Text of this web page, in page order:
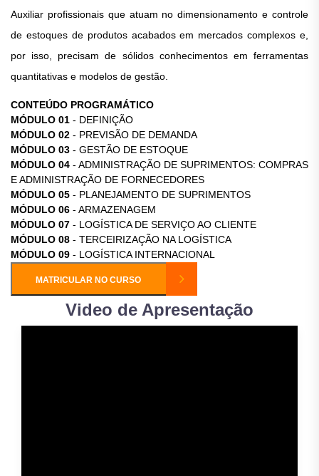
Auxiliar profissionais que atuam no dimensionamento e controle
de estoques de produtos acabados em mercados complexos e,
por isso, precisam de sólidos conhecimentos em ferramentas
quantitativas e modelos de gestão.
CONTEÚDO PROGRAMÁTICO
MÓDULO 01 - DEFINIÇÃO
MÓDULO 02 - PREVISÃO DE DEMANDA
MÓDULO 03 - GESTÃO DE ESTOQUE
MÓDULO 04 - ADMINISTRAÇÃO DE SUPRIMENTOS: COMPRAS
E ADMINISTRAÇÃO DE FORNECEDORES
MÓDULO 05 - PLANEJAMENTO DE SUPRIMENTOS
MÓDULO 06 - ARMAZENAGEM
MÓDULO 07 - LOGÍSTICA DE SERVIÇO AO CLIENTE
MÓDULO 08 - TERCEIRIZAÇÃO NA LOGÍSTICA
MÓDULO 09 - LOGÍSTICA INTERNACIONAL
MATRICULAR NO CURSO
Video de Apresentação